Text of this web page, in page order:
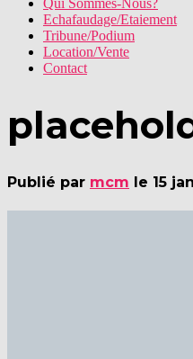
Qui Sommes-Nous?
Echafaudage/Etaiement
Tribune/Podium
Location/Vente
Contact
Publié par mcm le 15